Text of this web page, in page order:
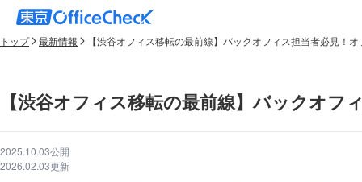
トップ 最新情報 【渋谷オフィス移転の最前線】バックオフィス担当者必見！
【渋谷オフィス移転の最前線】バックオ
2025.10.03公開
2026.02.03更新